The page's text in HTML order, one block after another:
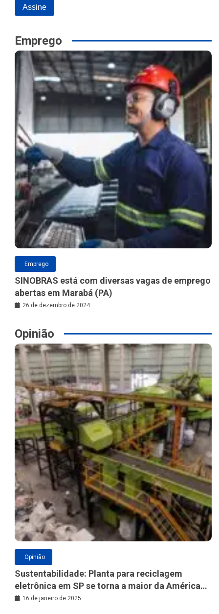
Emprego
Emprego
SINOBRAS está com diversas vagas de emprego
abertas em Marabá (PA)
26 de dezembro de 2024
Opinião
Opinião
Sustentabilidade: Planta para reciclagem
eletrônica em SP se torna a maior da América
Latina
16 de janeiro de 2025